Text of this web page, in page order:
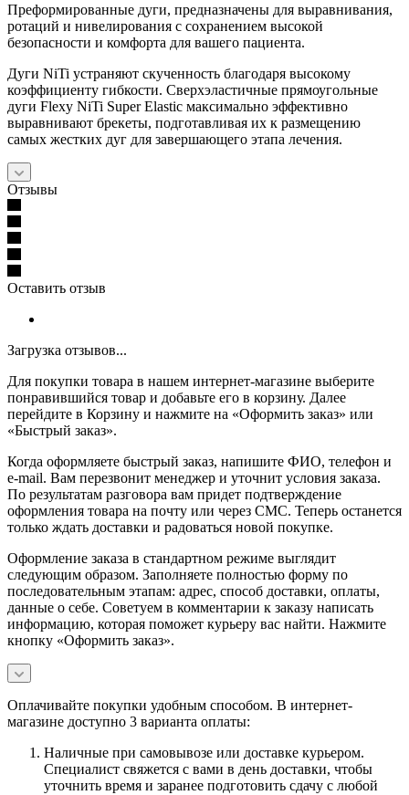
Преформированные дуги, предназначены для выравнивания,
ротаций и нивелирования с сохранением высокой
безопасности и комфорта для вашего пациента.
Дуги NiTi устраняют скученность благодаря высокому
коэффициенту гибкости. Сверхэластичные прямоугольные
дуги Flexy NiTi Super Elastic максимально эффективно
выравнивают брекеты, подготавливая их к размещению
самых жестких дуг для завершающего этапа лечения.
Отзывы
Оставить отзыв
Загрузка отзывов...
Для покупки товара в нашем интернет-магазине выберите
понравившийся товар и добавьте его в корзину. Далее
перейдите в Корзину и нажмите на «Оформить заказ» или
«Быстрый заказ».
Когда оформляете быстрый заказ, напишите ФИО, телефон и
e-mail. Вам перезвонит менеджер и уточнит условия заказа.
По результатам разговора вам придет подтверждение
оформления товара на почту или через СМС. Теперь останется
только ждать доставки и радоваться новой покупке.
Оформление заказа в стандартном режиме выглядит
следующим образом. Заполняете полностью форму по
последовательным этапам: адрес, способ доставки, оплаты,
данные о себе. Советуем в комментарии к заказу написать
информацию, которая поможет курьеру вас найти. Нажмите
кнопку «Оформить заказ».
Оплачивайте покупки удобным способом. В интернет-
магазине доступно 3 варианта оплаты:
Наличные при самовывозе или доставке курьером.
Специалист свяжется с вами в день доставки, чтобы
уточнить время и заранее подготовить сдачу с любой